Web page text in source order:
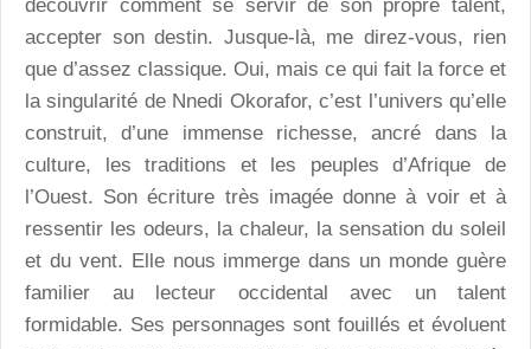
découvrir comment se servir de son propre talent,
accepter son destin. Jusque-là, me direz-vous, rien
que d’assez classique. Oui, mais ce qui fait la force et
la singularité de Nnedi Okorafor, c’est l’univers qu’elle
construit, d’une immense richesse, ancré dans la
culture, les traditions et les peuples d’Afrique de
l’Ouest. Son écriture très imagée donne à voir et à
ressentir les odeurs, la chaleur, la sensation du soleil
et du vent. Elle nous immerge dans un monde guère
familier au lecteur occidental avec un talent
formidable. Ses personnages sont fouillés et évoluent